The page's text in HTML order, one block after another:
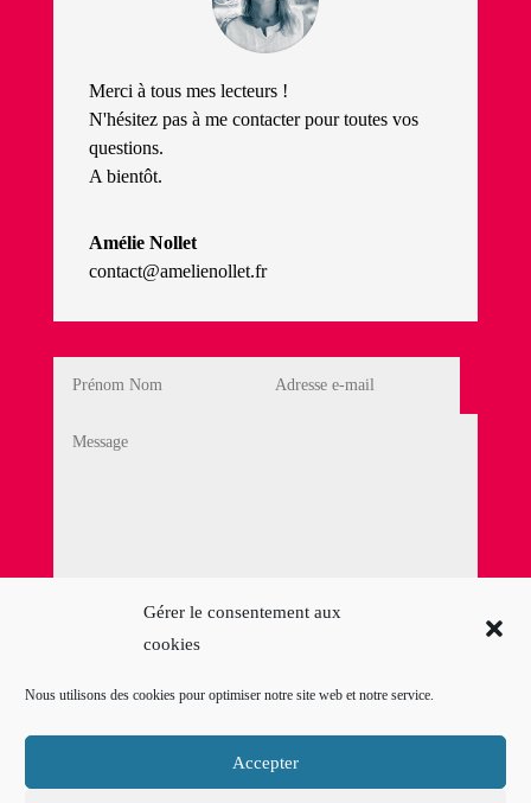
Gérer le consentement aux
cookies
Nous utilisons des cookies pour optimiser notre site web et notre service.
Accepter
Merci à tous mes lecteurs !
N'hésitez pas à me contacter pour toutes vos
questions.
A bientôt.
Amélie Nollet
contact@amelienollet.fr
Politique de Confidentialité
En cochant cette case, j'accepte la
message